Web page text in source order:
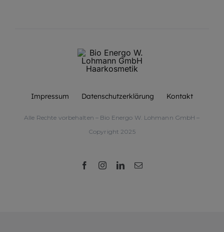
Impressum Datenschutzerklärung Kontakt
Alle Rechte vorbehalten – Bio Energo W. Lohmann GmbH –
Copyright 2025